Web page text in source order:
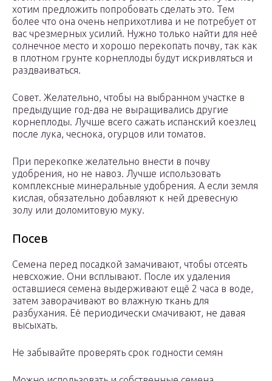
хотим предложить попробовать сделать это. Тем
более что она очень неприхотлива и не потребует от
вас чрезмерных усилий. Нужно только найти для неё
солнечное место и хорошо перекопать почву, так как
в плотном грунте корнеплоды будут искривляться и
раздваиваться.
Совет. Желательно, чтобы на выбранном участке в
предыдущие год-два не выращивались другие
корнеплоды. Лучше всего сажать испанский коезлец
после лука, чеснока, огурцов или томатов.
При перекопке желательно внести в почву
удобрения, но не навоз. Лучше использовать
комплексные минеральные удобрения. А если земля
кислая, обязательно добавляют к ней древесную
золу или доломитовую муку.
Посев
Семена перед посадкой замачивают, чтобы отсеять
невсхожие. Они всплывают. После их удаления
оставшиеся семена выдерживают ещё 2 часа в воде,
затем заворачивают во влажную ткань для
разбухания. Её периодически смачивают, не давая
высыхать.
Не забывайте проверять срок годности семян